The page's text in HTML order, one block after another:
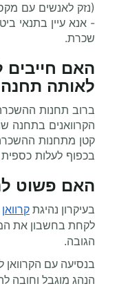
- אנא עיין בתנאי
שכרת.
האם חייבים
לאותה
ברוב תחנות
הקרוואנים בתחנה
קטן מתחנות
בכפוף לעלות
האם פשוט
בעיקרון נהיגת קרוואן
לקחת בחשבון את
הגובה.
בנסיעה עם
הנהג מוגבל וחובה